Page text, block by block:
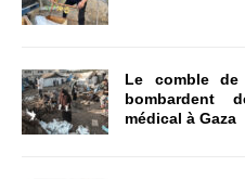
Le comble
bombardent
médical à Gaza